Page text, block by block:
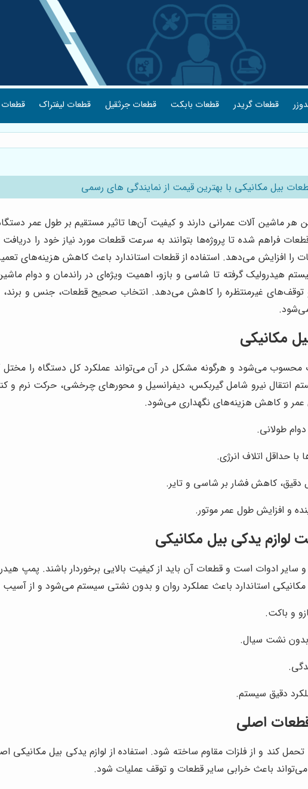
قطعات گریدر قطعات بابکت قطعات جرثقیل قطعات لیفتراک
بیل مکانیکی با بهترین قیمت از نمایندگی های رسمی
ماشین آلات عمرانی دارند و کیفیت آن‌ها تاثیر مستقیم بر طول عمر
فراهم شده تا پروژه‌ها بتوانند به سرعت قطعات مورد نیاز خود را
افزایش می‌دهد. استفاده از قطعات استاندارد باعث کاهش هزینه‌های
هیدرولیک گرفته تا شاسی و بازو، اهمیت ویژه‌ای در راندمان و دوام
و توقف‌های غیرمنتظره را کاهش می‌دهد. انتخاب صحیح قطعات، جنس و
می‌شود.
مکانیکی
محسوب می‌شود و هرگونه مشکل در آن می‌تواند عملکرد کل دستگاه را مختل
نیرو شامل گیربکس، دیفرانسیل و محورهای چرخشی، حرکت نرم و
عمر و کاهش هزینه‌های نگهداری می‌شود.
طولانی.
حداقل اتلاف انرژی.
کاهش فشار بر شاسی و تایر.
و افزایش طول عمر موتور.
یدکی بیل مکانیکی
ادوات است و قطعات آن باید از کیفیت بالایی برخوردار باشند. پمپ
مکانیکی استاندارد باعث عملکرد روان و بدون نشتی سیستم می‌شود و از
و باکت.
بدون نشت سیال.
دقیق سیستم.
اصلی
کند و از فلزات مقاوم ساخته شود. استفاده از لوازم یدکی بیل
باعث خرابی سایر قطعات و توقف عملیات شود.